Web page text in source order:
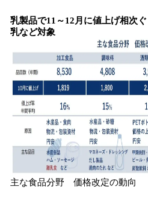
乳製品で11～12月に値上げ相次
乳など対象
主な食品分野 価格改定の動向